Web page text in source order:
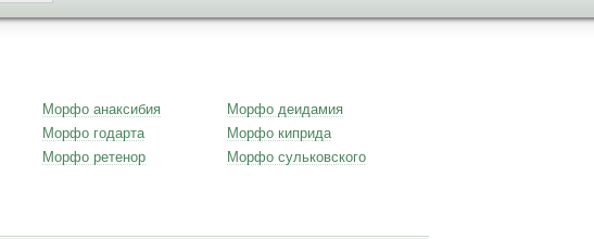
Морфо анаксибия
Морфо годарта
Морфо ретенор
Морфо деидамия
Морфо киприда
Морфо сульковского